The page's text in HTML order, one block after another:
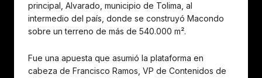
principal, Alvarado, municipio de Tolima, al
intermedio del país, donde se construyó Macondo
sobre un terreno de más de 540.000 m².
Fue una apuesta que asumió la plataforma en
cabeza de Francisco Ramos, VP de Contenidos de